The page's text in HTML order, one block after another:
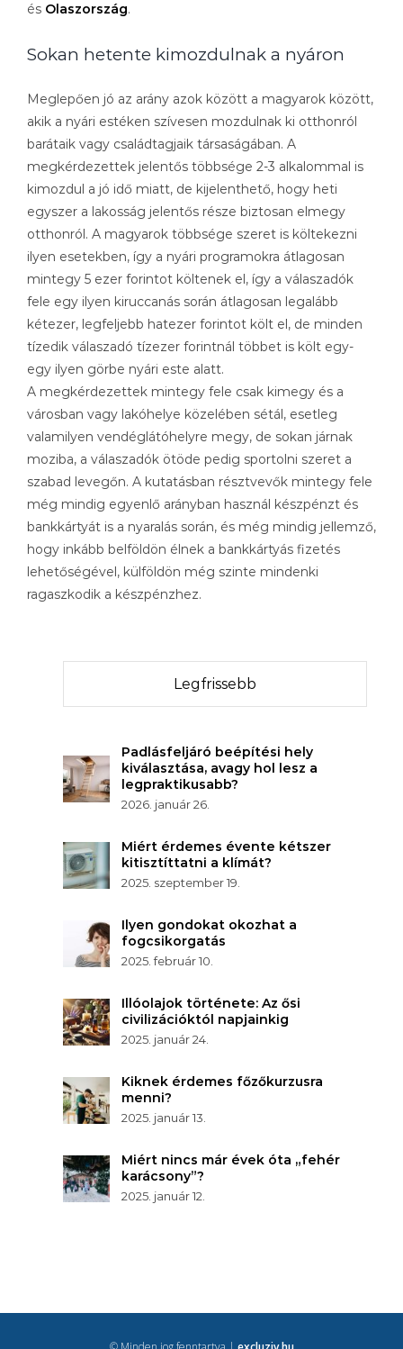
és Olaszország.
Sokan hetente kimozdulnak a nyáron
Meglepően jó az arány azok között a magyarok között,
akik a nyári estéken szívesen mozdulnak ki otthonról
barátaik vagy családtagjaik társaságában. A
megkérdezettek jelentős többsége 2-3 alkalommal is
kimozdul a jó idő miatt, de kijelenthető, hogy heti
egyszer a lakosság jelentős része biztosan elmegy
otthonról. A magyarok többsége szeret is költekezni
ilyen esetekben, így a nyári programokra átlagosan
mintegy 5 ezer forintot költenek el, így a válaszadók
fele egy ilyen kiruccanás során átlagosan legalább
kétezer, legfeljebb hatezer forintot költ el, de minden
tízedik válaszadó tízezer forintnál többet is költ egy-
egy ilyen görbe nyári este alatt.
A megkérdezettek mintegy fele csak kimegy és a
városban vagy lakóhelye közelében sétál, esetleg
valamilyen vendéglátóhelyre megy, de sokan járnak
moziba, a válaszadók ötöde pedig sportolni szeret a
szabad levegőn. A kutatásban résztvevők mintegy fele
még mindig egyenlő arányban használ készpénzt és
bankkártyát is a nyaralás során, és még mindig jellemző,
hogy inkább belföldön élnek a bankkártyás fizetés
lehetőségével, külföldön még szinte mindenki
ragaszkodik a készpénzhez.
Legfrissebb
Padlásfeljáró beépítési hely
kiválasztása, avagy hol lesz a
legpraktikusabb?
2026. január 26.
Miért érdemes évente kétszer
kitisztíttatni a klímát?
2025. szeptember 19.
Ilyen gondokat okozhat a
fogcsikorgatás
2025. február 10.
Illóolajok története: Az ősi
civilizációktól napjainkig
2025. január 24.
Kiknek érdemes főzőkurzusra
menni?
2025. január 13.
Miért nincs már évek óta „fehér
karácsony”?
2025. január 12.